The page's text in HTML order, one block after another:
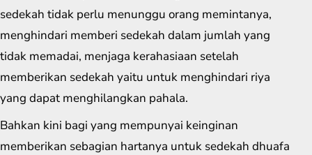
sedekah tidak perlu menunggu orang memintanya,
menghindari memberi sedekah dalam jumlah yang
tidak memadai, menjaga kerahasiaan setelah
memberikan sedekah yaitu untuk menghindari riya
yang dapat menghilangkan pahala.
Bahkan kini bagi yang mempunyai keinginan
memberikan sebagian hartanya untuk sedekah dhuafa